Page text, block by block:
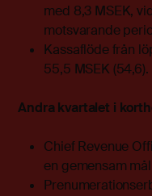
med 8,3 MSEK,
motsvarande
Kassaflöde från
55,5 MSEK (54,6).
Andra kvartalet i
Chief Revenue
en gemensam